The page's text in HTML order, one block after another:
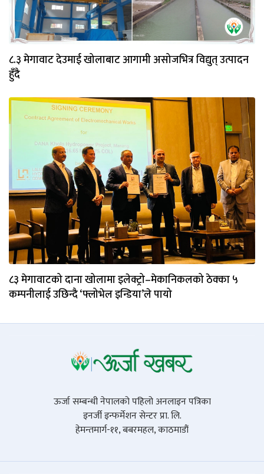
८.३ मेगावाट देउमाई खोलाबाट आगामी असोजभित्र विद्युत् उत्पादन
हुँदै
८३ मेगावाटको दाना खोलामा इलेक्ट्रो–मेकानिकलको ठेक्का ५
कम्पनीलाई उछिन्दै ‘फ्लोभेल इन्डिया’ले पायो
ऊर्जा सम्बन्धी नेपालको पहिलो अनलाइन पत्रिका
इनर्जी इन्फर्मेशन सेन्टर प्रा. लि.
हेमन्तमार्ग-११, बबरमहल, काठमाडौं